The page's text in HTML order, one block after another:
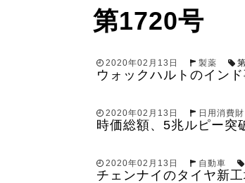
第1720号
2020年02月13日 製薬 第
ウォックハルトのイン
2020年02月13日 日用消費財
時価総額、5兆ルピー突
2020年02月13日 自動車
チェンナイのタイヤ新